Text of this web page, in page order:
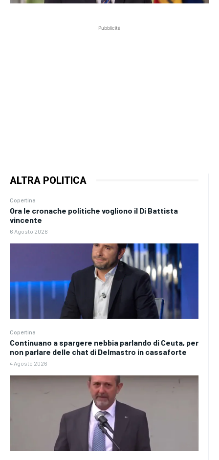
Pubblicità
ALTRA POLITICA
Copertina
Ora le cronache politiche vogliono il Di Battista
vincente
6 Agosto 2026
Copertina
Continuano a spargere nebbia parlando di Ceuta, per
non parlare delle chat di Delmastro in cassaforte
4 Agosto 2026